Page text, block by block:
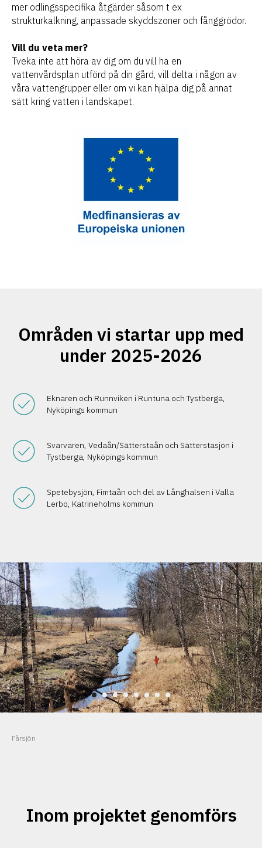
mer odlingsspecifika åtgärder såsom t ex
strukturkalkning, anpassade skyddszoner och fånggrödor.
Vill du veta mer?
Tveka inte att höra av dig om du vill ha en
vattenvårdsplan utförd på din gård, vill delta i någon av
våra vattengrupper eller om vi kan hjälpa dig på annat
sätt kring vatten i landskapet.
Områden vi startar upp med
under 2025-2026
Eknaren och Runnviken i Runtuna och Tystberga,
Nyköpings kommun
Svarvaren, Vedaån/Sätterstaån och Sätterstasjön i
Tystberga, Nyköpings kommun
Spetebysjön, Fimtaån och del av Långhalsen i Valla
Lerbo, Katrineholms kommun
Fårsjön
Inom projektet genomförs